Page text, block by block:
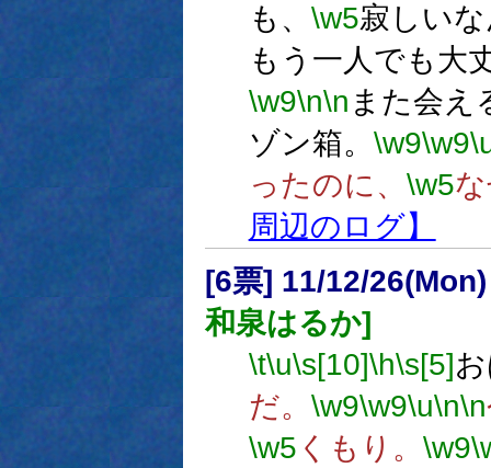
も、 \w5寂しい
もう一人でも大
\w9\n\n また会
ゾン箱。 \w9\w9
ったのに、 \w5
周辺のログ】
[6票] 11/12/
和泉はるか]
\t\u\s[10]\h\s[5]
だ。 \w9\w9\u\n\n
\w5 くもり。 \w9